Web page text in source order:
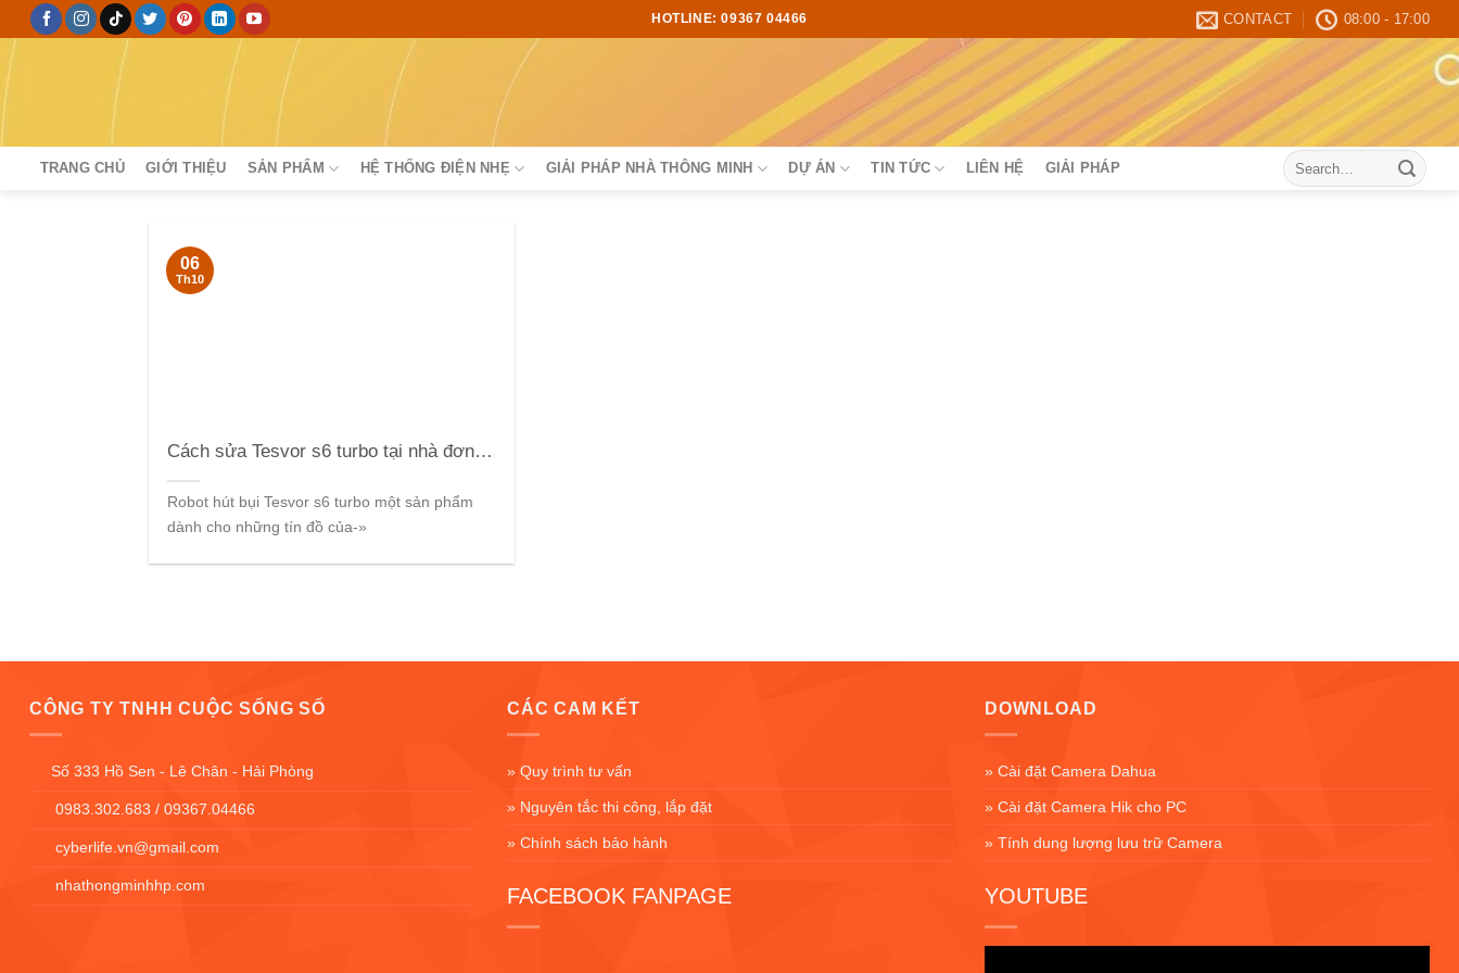
Skip
to
HOTLINE: 09367 04466 CONTACT 08:00 - 17:00
TRANG CHỦ GIỚI THIỆU SẢN PHẨM HỆ THỐNG ĐIỆN NHẸ GIẢI PHÁP NHÀ THÔNG MINH DỰ ÁN TIN TỨC LIÊN HỆ GIẢI PHÁP
Search
for:
Cách sửa Tesvor s6 turbo tại nhà đơn giản
Robot hút bụi Tesvor s6 turbo một sản phẩm
dành cho những tín đồ của-»
06
Th10
CÔNG TY TNHH CUỘC SỐNG SỐ
Số 333 Hồ Sen - Lê Chân - Hải Phòng
0983.302.683 / 09367.04466
cyberlife.vn@gmail.com
nhathongminhhp.com
CÁC CAM KẾT
» Quy trình tư vấn
» Nguyên tắc thi công, lắp đặt
» Chính sách bảo hành
FACEBOOK FANPAGE
DOWNLOAD
» Cài đặt Camera Dahua
» Cài đặt Camera Hik cho PC
» Tính dung lượng lưu trữ Camera
YOUTUBE